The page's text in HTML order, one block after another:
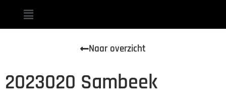
Naar overzicht
2023020 Sambeek